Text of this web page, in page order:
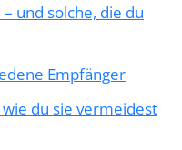
und solche, die du
Empfänger
du sie vermeidest